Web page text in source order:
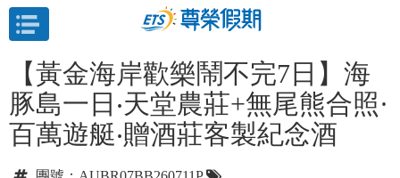
目前位置： 澳洲 單點城市探索
【黃金海岸歡樂鬧不完7日】海
豚島一日‧天堂農莊+無尾熊合照·
百萬遊艇‧贈酒莊客製紀念酒